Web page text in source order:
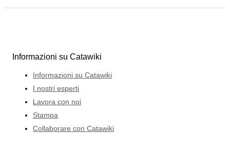
Informazioni su Catawiki
Informazioni su Catawiki
I nostri esperti
Lavora con noi
Stampa
Collaborare con Catawiki